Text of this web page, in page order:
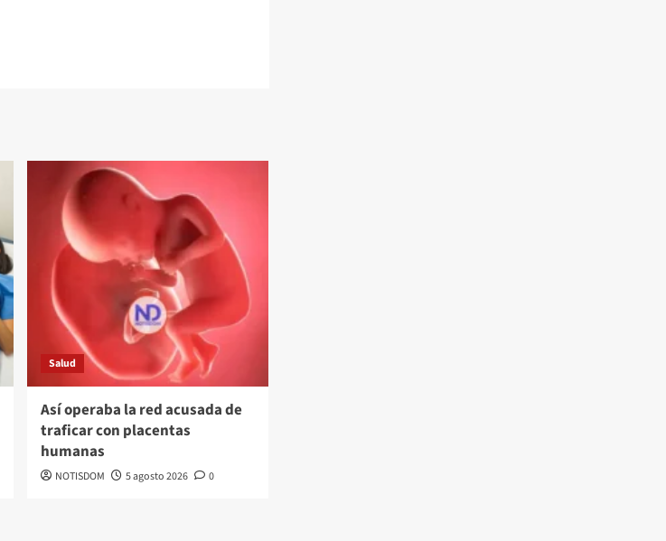
Salud
Así operaba la red acusada de
traficar con placentas
humanas
NOTISDOM 5 agosto 2026 0